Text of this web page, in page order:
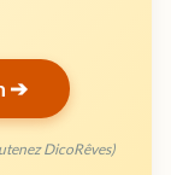
➔
DicoRêves)